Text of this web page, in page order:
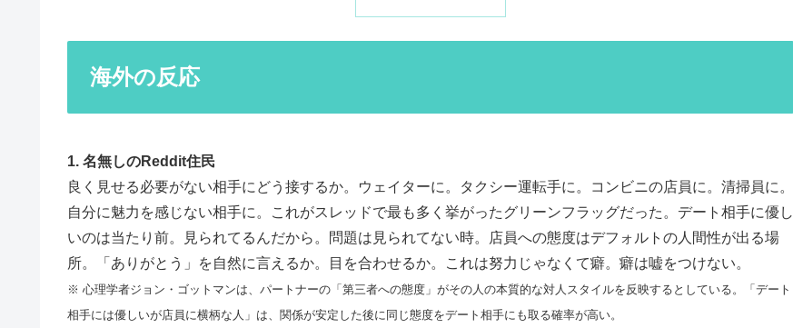
海外の反応
1. 名無しのReddit住民
良く見せる必要がない相手にどう接するか。ウェイターに。タクシー運転手に。コンビニの店員に。清掃員に。
自分に魅力を感じない相手に。これがスレッドで最も多く挙がったグリーンフラッグだった。デート相手に優し
いのは当たり前。見られてるんだから。問題は見られてない時。店員への態度はデフォルトの人間性が出る場
所。「ありがとう」を自然に言えるか。目を合わせるか。これは努力じゃなくて癖。癖は嘘をつけない。
※ 心理学者ジョン・ゴットマンは、パートナーの「第三者への態度」がその人の本質的な対人スタイルを反映するとしている。「デート
相手には優しいが店員に横柄な人」は、関係が安定した後に同じ態度をデート相手にも取る確率が高い。